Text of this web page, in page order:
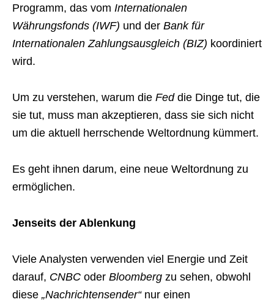
Programm, das vom Internationalen
Währungsfonds (IWF) und der Bank für
Internationalen Zahlungsausgleich (BIZ) koordiniert
wird.
Um zu verstehen, warum die Feddie Dinge tut, die
sie tut, muss man akzeptieren, dass sie sich nicht
um die aktuell herrschende Weltordnung kümmert.
Es geht ihnen darum, eine neue Weltordnung zu
ermöglichen.
Jenseits der Ablenkung
Viele Analysten verwenden viel Energie und Zeit
darauf, CNBC oder Bloomberg zu sehen, obwohl
diese „Nachrichtensender“nur einen